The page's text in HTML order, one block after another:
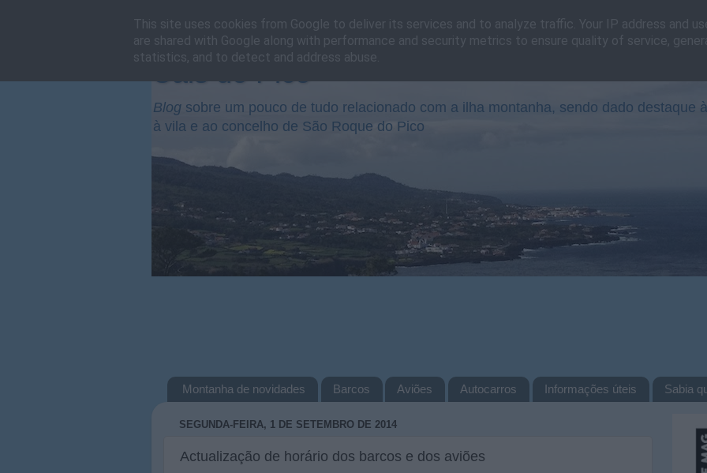
Cais do Pico
Blog sobre um pouco de tudo relacionado com a ilha montanha, sendo dado destaque
à vila e ao concelho de São Roque do Pico
Montanha de novidades Barcos Aviões Autocarros Informações úteis Sabia
SEGUNDA-FEIRA, 1 DE SETEMBRO DE 2014
Actualização de horário dos barcos e dos aviões
This site uses cookies from Google to deliver its services and to analyze traffic. Your IP address and
are shared with Google along with performance and security metrics to ensure quality of service,
statistics, and to detect and address abuse.